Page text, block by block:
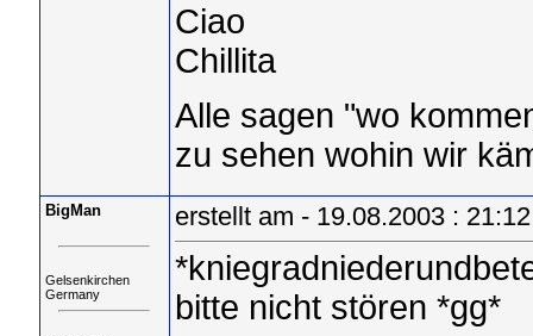
Ciao
Chillita
Alle sagen "wo
zu sehen wohin wir
BigMan
Gelsenkirchen
Germany
erstellt am - 19.08.2003 :
bitte nicht stören *gg*